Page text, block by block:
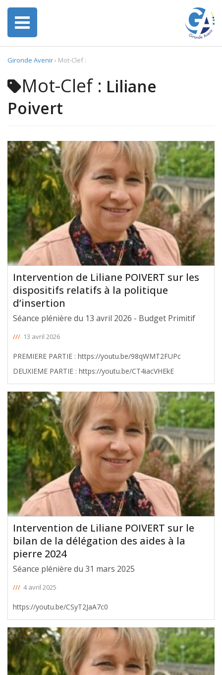
Gironde Avenir› Mot-Clef :
Mot-Clef : Liliane
Poivert
Intervention de Liliane POIVERT sur les
dispositifs relatifs à la politique
d’insertion
Séance plénière du 13 avril 2026 - Budget Primitif
/// 13 avril 2026
PREMIERE PARTIE : https://youtu.be/98qWMT2FUPc
DEUXIEME PARTIE : https://youtu.be/CT4iacVHEkE
Intervention de Liliane POIVERT sur le
bilan de la délégation des aides à la
pierre 2024
Séance plénière du 31 mars 2025
/// 4 avril 2025